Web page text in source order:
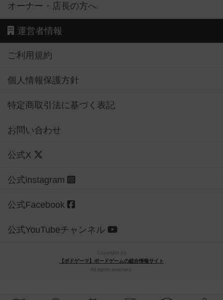
オーナー・店長の方へ
運営者情報
ご利用規約
個人情報保護方針
特定商取引法に基づく表記
お問い合わせ
公式X
公式instagram
公式Facebook
公式YouTubeチャンネル
Copyright (c)
【ボドゲーマ】ボードゲームの総合情報サイト
All rights reserved.